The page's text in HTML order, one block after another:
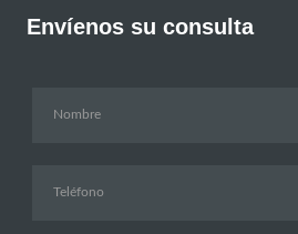
Envíenos su consulta